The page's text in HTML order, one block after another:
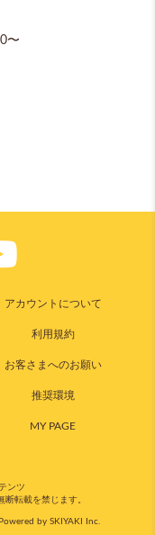
〜
アカウントについて
利用規約
お客さまへのお願い
推奨環境
MY PAGE
ンツ
転載を禁じます。
by SKIYAKI Inc.